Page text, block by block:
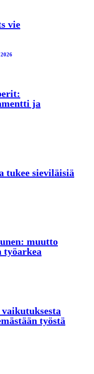
vie
ja
tukee sieviläisiä
muutto
työarkea
työstä